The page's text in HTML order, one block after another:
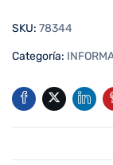
SKU: 78344
Categoría: